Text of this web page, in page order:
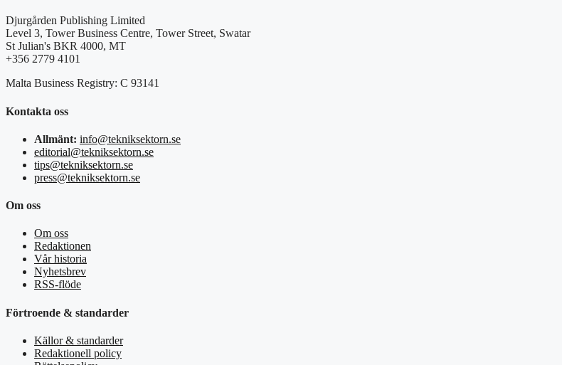
Djurgården Publishing Limited
Level 3, Tower Business Centre, Tower Street, Swatar
St Julian's BKR 4000, MT
+356 2779 4101
Malta Business Registry: C 93141
Kontakta oss
Allmänt: info@tekniksektorn.se
editorial@tekniksektorn.se
tips@tekniksektorn.se
press@tekniksektorn.se
Om oss
Om oss
Redaktionen
Vår historia
Nyhetsbrev
RSS-flöde
Förtroende & standarder
Källor & standarder
Redaktionell policy